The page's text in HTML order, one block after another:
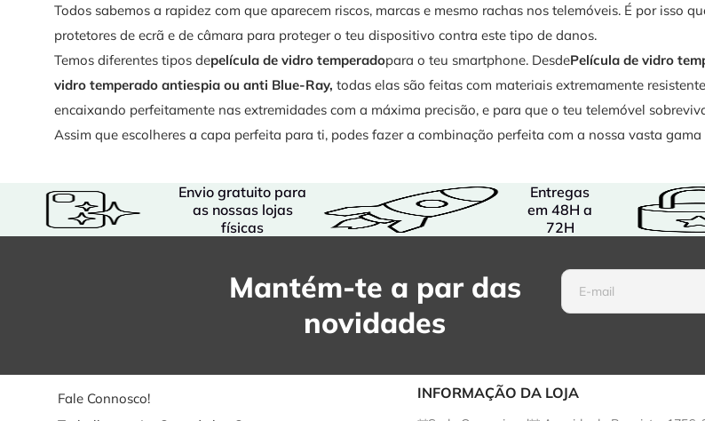
Todos sabemos a rapidez com que aparecem riscos, marcas e mesmo rachas nos telemóveis. É por isso
protetores de ecrã e de câmara para proteger o teu dispositivo contra este tipo de danos.
Temos diferentes tipos depelícula de vidro temperadopara o teu smartphone. DesdePelícula de vidro
vidro temperado antiespia ou anti Blue-Ray, todas elas são feitas com materiais extremamente
encaixando perfeitamente nas extremidades com a máxima precisão, e para que o teu telemóvel
Assim que escolheres a capa perfeita para ti, podes fazer a combinação perfeita com a nossa vasta gama
Envio gratuito para
as nossas lojas
físicas
Entregas
em 48H a
72H
Mantém-te a par das
novidades
Fale Connosco!
INFORMAÇÃO DA LOJA